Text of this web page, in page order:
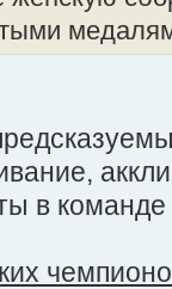
в команде